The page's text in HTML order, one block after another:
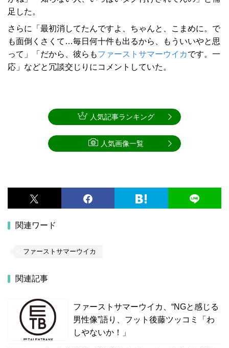
足した。
さらに「最初消してたんですよ、ちゃんと、こまめに。で
も面倒くさくて…毎日何十件も出るから、もういいやと思
って」「だから、彼らもファーストサマーウイカです。一
応」などと冗談交じりにコメントしていた。
関連ワード
ファーストサマーウイカ
関連記事
ファーストサマーウイカ、“NGと感じる
男性像”語り、フット後藤ツッコミ「わ
しやないか！」
人気記事ランキング
人気画像一覧